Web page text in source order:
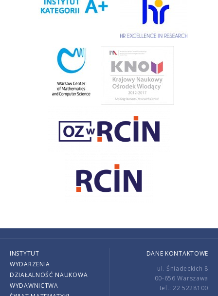
INSTYTUT
WYDARZENIA
DZIAŁALNOŚĆ NAUKOWA
WYDAWNICTWA
DANE KONTAKTOWE
ul. Śniadeckich 8
00-656 Warszawa
tel.: 22 5228100